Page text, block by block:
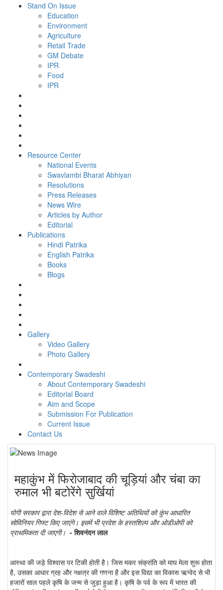
Stand On Issue
Education
Environment
Agriculture
Retail Trade
GM Debate
IPR
Food
IPR
Resource Center
National Events
Swavlambi Bharat Abhiyan
Resolutions
Press Releases
News Wire
Articles by Author
Editorial
Publications
Hindi Patrika
English Patrika
Books
Blogs
Gallery
Video Gallery
Photo Gallery
Contemporary Swadeshi
About Contemporary Swadeshi
Editorial Board
Aim and Scope
Submission For Publication
Current Issue
Contact Us
महाकुंभ में फिरोजाबाद की चूड़ियां और चंबा का
रुमाल भी बटोरेंगे सुर्खियां
योगी सरकार द्वारा देश-विदेश से आने वाले विशिष्ट अतिथियों को कुंभ आधारित
सोविनियर गिफ्ट किए जाएंगे। इसमें भी प्रदेश के हस्तशिल्प और ओडीओपी को
प्राथमिकता दी जाएगी। - शिवनंदन लाल
आस्था की जड़े विश्वास पर टिकी होती है। जिस मकर संक्रांति को माघ मेला शुरू होता
है, उसका आधार ग्रह और नक्षत्र की गणना है और इस विद्या का विकास ऋग्वेद से भी
हजारों साल पहले कृषि के जन्म से जुड़ा हुआ है। कृषि के पर्व के रूप में भारत की